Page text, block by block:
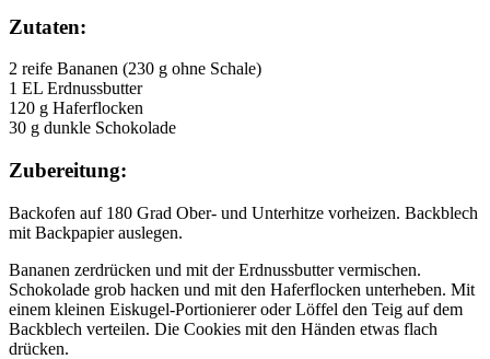
Zutaten:
2 reife Bananen (230 g ohne Schale)
1 EL Erdnussbutter
120 g Haferflocken
30 g dunkle Schokolade
Zubereitung:
Backofen auf 180 Grad Ober- und Unterhitze vorheizen. Backblech
mit Backpapier auslegen.
Bananen zerdrücken und mit der Erdnussbutter vermischen.
Schokolade grob hacken und mit den Haferflocken unterheben. Mit
einem kleinen Eiskugel-Portionierer oder Löffel den Teig auf dem
Backblech verteilen. Die Cookies mit den Händen etwas flach
drücken.